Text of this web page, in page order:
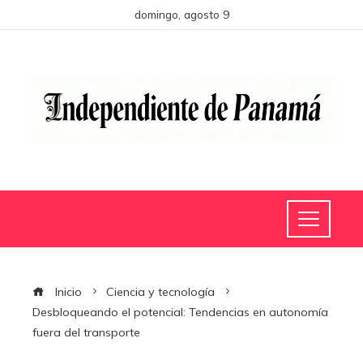
domingo, agosto 9
Inicio
Ciencia y tecnología
Desbloqueando el potencial: Tendencias en autonomía
fuera del transporte